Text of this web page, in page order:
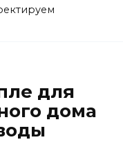
для
дома